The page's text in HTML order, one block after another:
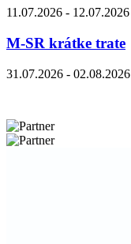
11.07.2026 - 12.07.2026
M-SR krátke trate
31.07.2026 - 02.08.2026